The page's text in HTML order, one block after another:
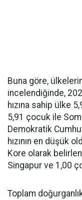
Buna göre,
incelendiğinde,
hızına sahip ülke
5,91 çocuk ile
Demokratik
hızının en düşük
Kore olarak
Singapur ve 1,00
Toplam